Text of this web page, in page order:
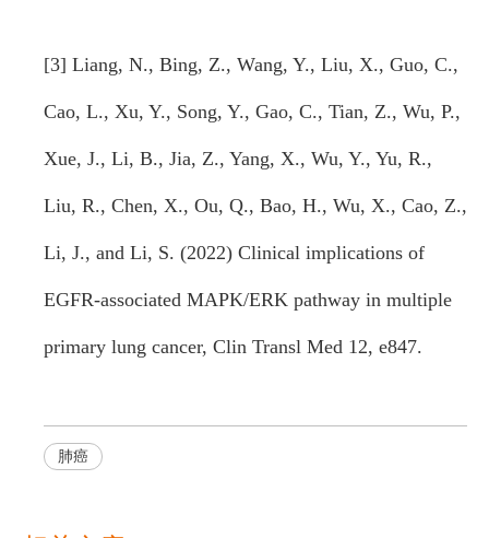
[3] Liang, N., Bing, Z., Wang, Y., Liu, X., Guo, C.,
Cao, L., Xu, Y., Song, Y., Gao, C., Tian, Z., Wu, P.,
Xue, J., Li, B., Jia, Z., Yang, X., Wu, Y., Yu, R.,
Liu, R., Chen, X., Ou, Q., Bao, H., Wu, X., Cao, Z.,
Li, J., and Li, S. (2022) Clinical implications of
EGFR-associated MAPK/ERK pathway in multiple
primary lung cancer, Clin Transl Med 12, e847.
肺癌